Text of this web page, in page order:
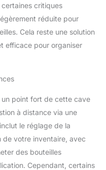
critiques
réduite pour
Cela reste une solution
efficace pour organiser
point fort de cette cave
à distance via une
le réglage de la
votre inventaire, avec
des bouteilles
Cependant, certains